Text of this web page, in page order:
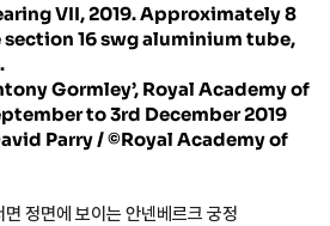
VII, 2019. Approximately 8
16 swg aluminium tube,
Gormley’, Royal Academy of
to 3rd December 2019
Parry / ©Royal Academy of
정면에 보이는 안넨베르크 궁정